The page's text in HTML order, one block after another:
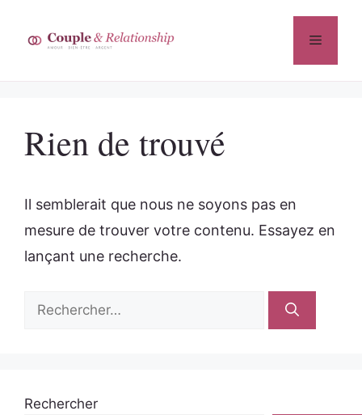
contenu
Menu
Rien de trouvé
Il semblerait que nous ne soyons pas en
mesure de trouver votre contenu. Essayez en
lançant une recherche.
Rechercher :
Rechercher